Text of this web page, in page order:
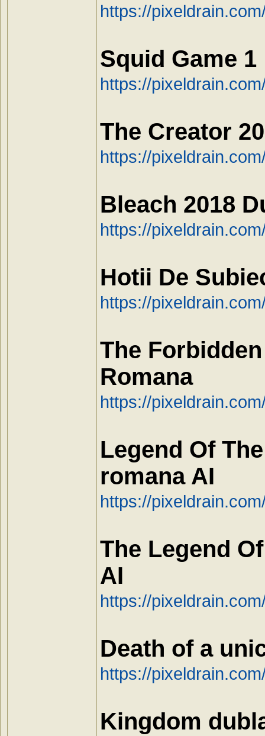
https://
Squid Game
https://
The Creator
https://
Bleach 2018
https://
Hotii De
https://
The
Romana
https://
Legend Of
romana AI
https://
The Legend
AI
https://
Death of a
https://
Kingdom